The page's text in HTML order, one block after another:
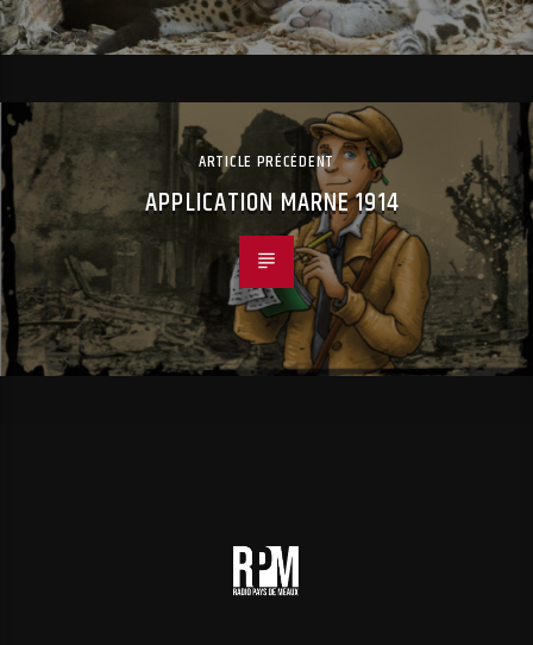
ARTICLE PRÉCÉDENT
APPLICATION MARNE 1914